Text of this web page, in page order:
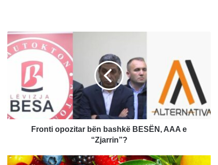
F
r
o
o
o
a
Fronti opozitar bën bashkë BESËN, AAA e
“Zjarrin”?
G